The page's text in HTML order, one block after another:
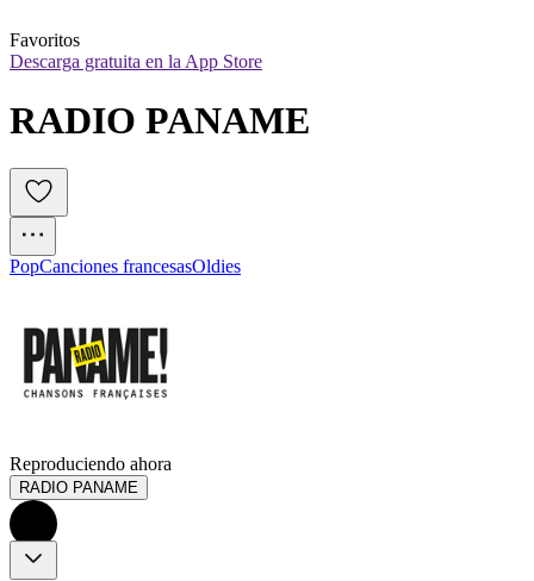
Favoritos
Descarga gratuita en la App Store
RADIO PANAME
PopCanciones francesasOldies
Reproduciendo ahora
RADIO PANAME